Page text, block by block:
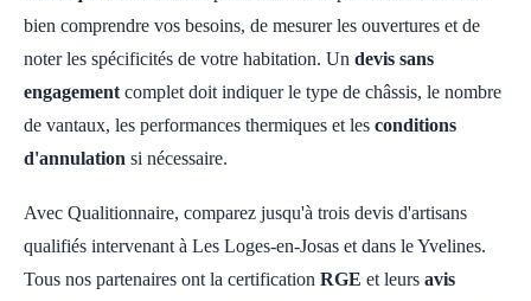
bien comprendre vos besoins, de mesurer les ouvertures et de
noter les spécificités de votre habitation. Un devis sans
engagement complet doit indiquer le type de châssis, le nombre
de vantaux, les performances thermiques et les conditions
d'annulation si nécessaire.
Avec Qualitionnaire, comparez jusqu'à trois devis d'artisans
qualifiés intervenant à Les Loges-en-Josas et dans le Yvelines.
Tous nos partenaires ont la certification RGE et leurs avis